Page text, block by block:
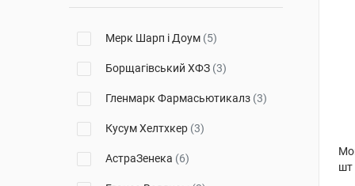
Мерк Шарп і Доум (5)
Борщагівський ХФЗ (3)
Гленмарк Фармасьютикалз (3)
Кусум Хелтхкер (3)
АстраЗенека (6)
шт